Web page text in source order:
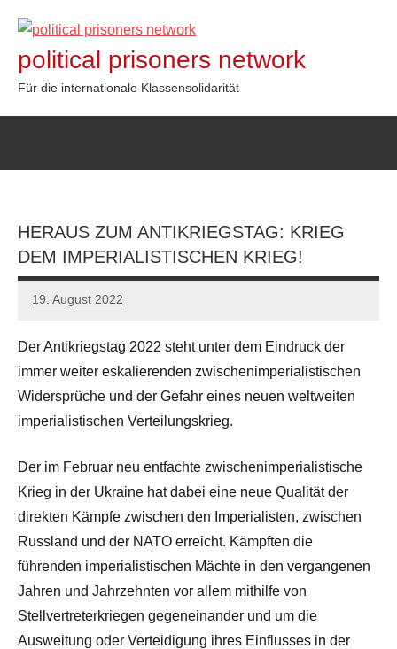
Inhalt
springen
political prisoners network
Für die internationale Klassensolidarität
HERAUS ZUM ANTIKRIEGSTAG: KRIEG
DEM IMPERIALISTISCHEN KRIEG!
19. August 2022
network
Der Antikriegstag 2022 steht unter dem Eindruck der
immer weiter eskalierenden zwischenimperialistischen
Widersprüche und der Gefahr eines neuen weltweiten
imperialistischen Verteilungskrieg.
Der im Februar neu entfachte zwischenimperialistische
Krieg in der Ukraine hat dabei eine neue Qualität der
direkten Kämpfe zwischen den Imperialisten, zwischen
Russland und der NATO erreicht. Kämpften die
führenden imperialistischen Mächte in den vergangenen
Jahren und Jahrzehnten vor allem mithilfe von
Stellvertreterkriegen gegeneinander und um die
Ausweitung oder Verteidigung ihres Einflusses in der